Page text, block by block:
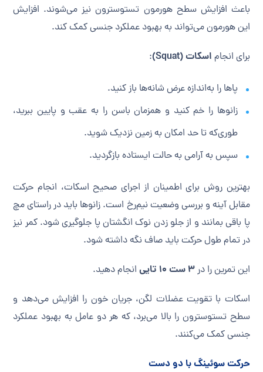
باعث افزایش سطح هورمون تستوسترون نیز می‌شوند. افزایش
این هورمون می‌تواند به بهبود عملکرد جنسی کمک کند.
برای انجام اسکات (Squat) :
پاها را به‌اندازه عرض شانه‌ها باز کنید.
زانوها را خم کنید و همزمان باسن را به عقب و پایین ببرید،
طوری‌که تا حد امکان به زمین نزدیک شوید.
سپس به آرامی به حالت ایستاده بازگردید.
بهترین روش برای اطمینان از اجرای صحیح اسکات، انجام حرکت
مقابل آینه و بررسی وضعیت نیم‌رخ است. زانوها باید در راستای مچ
پا باقی بمانند و از جلو زدن نوک انگشتان پا جلوگیری شود. کمر نیز
در تمام طول حرکت باید صاف نگه داشته شود.
این تمرین را در۳ ست ۱۰ تایی انجام دهید.
اسکات با تقویت عضلات لگن، جریان خون را افزایش می‌دهد و
سطح تستوسترون را بالا می‌برد، که هر دو عامل به بهبود عملکرد
جنسی کمک می‌کنند.
حرکت سوئینگ با دو دست